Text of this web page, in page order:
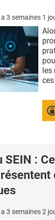
3 semaines 1
les
ces
SEIN :
3 semaines 2